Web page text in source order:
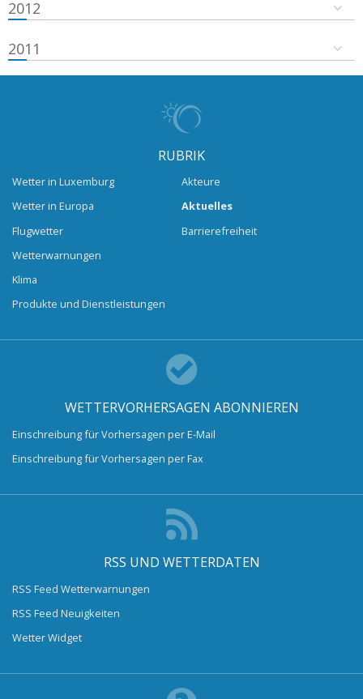
2012
2011
RUBRIK
Wetter in Luxemburg
Wetter in Europa
Flugwetter
Wetterwarnungen
Klima
Produkte und Dienstleistungen
Akteure
Aktuelles
Barrierefreiheit
WETTERVORHERSAGEN ABONNIEREN
Einschreibung für Vorhersagen per E-Mail
Einschreibung für Vorhersagen per Fax
RSS UND WETTERDATEN
RSS Feed Wetterwarnungen
RSS Feed Neuigkeiten
Wetter Widget